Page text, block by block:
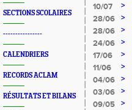
SECTIONS SCOLAIRES
----------------
CALENDRIERS
RECORDS ACLAM
RÉSULTATS ET BILANS
10/07
>
28/06 >
28/06 >
24/06
>
17/06
>
11/06
>
04/06
>
03/06
>
09/05
>